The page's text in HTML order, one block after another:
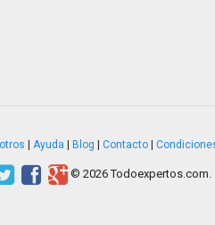
Ayuda Blog Contacto
© 2026 Todoexpertos.com.